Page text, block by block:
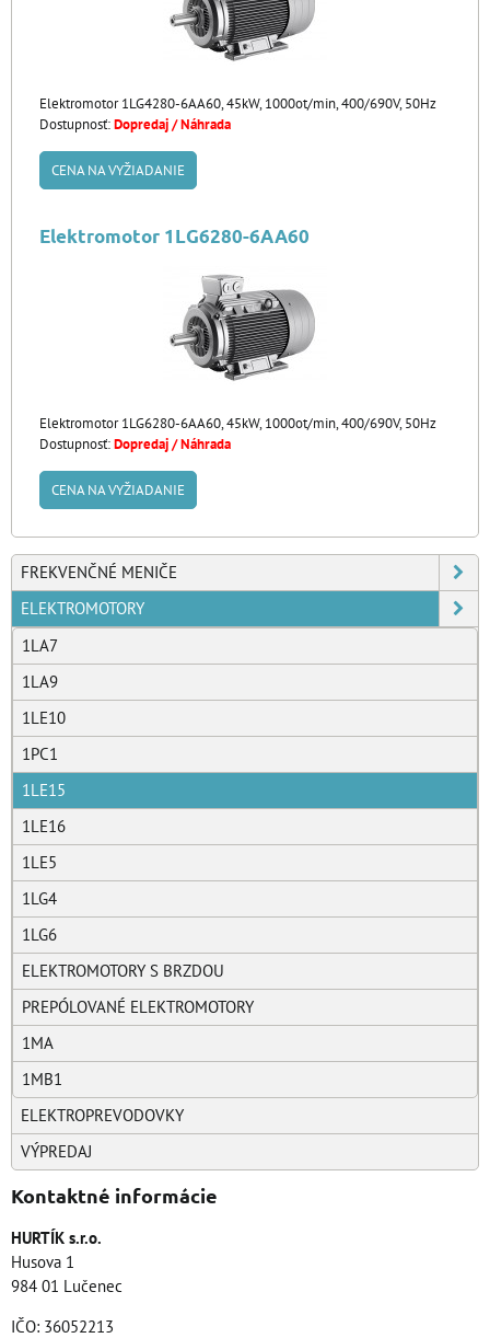
Elektromotor 1LG4280-6AA60, 45kW, 1000ot/min, 400/690V, 50Hz
Dostupnosť:Dopredaj / Náhrada
CENA NA VYŽIADANIE
Elektromotor 1LG6280-6AA60
Elektromotor 1LG6280-6AA60, 45kW, 1000ot/min, 400/690V, 50Hz
Dostupnosť:Dopredaj / Náhrada
CENA NA VYŽIADANIE
FREKVENČNÉ MENIČE
ELEKTROMOTORY
1LA7
1LA9
1LE10
1PC1
1LE15
1LE16
1LE5
1LG4
1LG6
ELEKTROMOTORY S BRZDOU
PREPÓLOVANÉ ELEKTROMOTORY
1MA
1MB1
ELEKTROPREVODOVKY
VÝPREDAJ
Kontaktné informácie
HURTÍK s.r.o.
Husova 1
984 01 Lučenec
IČO: 36052213